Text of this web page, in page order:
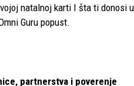
natalnoj karti I šta ti donosi
Guru popust.
partnerstva i poverenje